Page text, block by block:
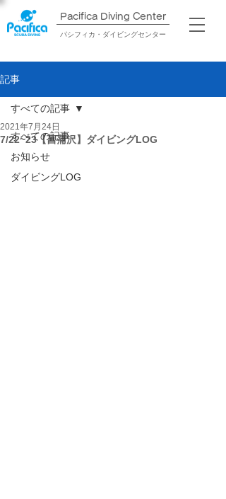
Pacifica Diving Center​
パシフィカ・ダイビングセンター
記事
すべての記事
お知らせ
ダイビングLOG
すべての記事
7/22~23【菖蒲沢】ダイビングLOG
2021年7月24日